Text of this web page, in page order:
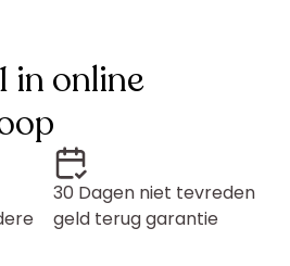
in online
30 Dagen niet tevreden
geld terug garantie